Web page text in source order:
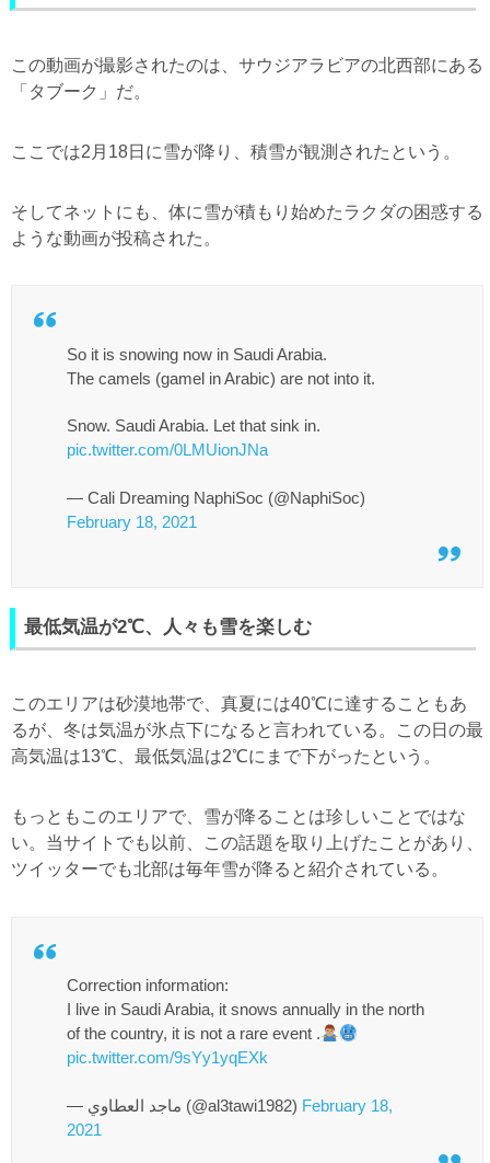
この動画が撮影されたのは、サウジアラビアの北西部にある
「タブーク」だ。
ここでは2月18日に雪が降り、積雪が観測されたという。
そしてネットにも、体に雪が積もり始めたラクダの困惑する
ような動画が投稿された。
So it is snowing now in Saudi Arabia.
The camels (gamel in Arabic) are not into it.
Snow. Saudi Arabia. Let that sink in.
pic.twitter.com/0LMUionJNa
— Cali Dreaming NaphiSoc (@NaphiSoc)
February 18, 2021
最低気温が2℃、人々も雪を楽しむ
このエリアは砂漠地帯で、真夏には40℃に達することもあ
るが、冬は気温が氷点下になると言われている。この日の最
高気温は13℃、最低気温は2℃にまで下がったという。
もっともこのエリアで、雪が降ることは珍しいことではな
い。当サイトでも以前、この話題を取り上げたことがあり、
ツイッターでも北部は毎年雪が降ると紹介されている。
Correction information:
I live in Saudi Arabia, it snows annually in the north
of the country, it is not a rare event .
pic.twitter.com/9sYy1yqEXk
— ماجد العطاوي (@al3tawi1982) February 18,
2021